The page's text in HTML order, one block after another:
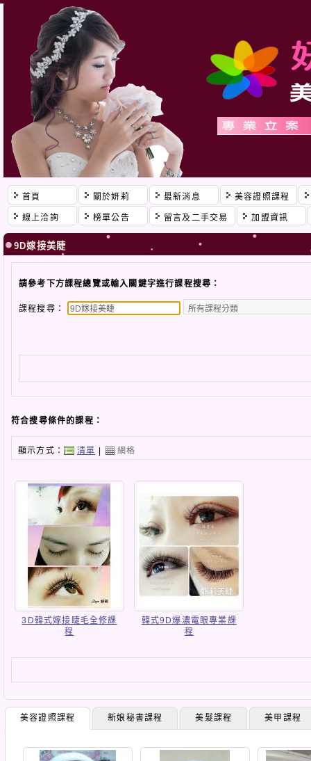
首頁 關於妍莉 最新消息 美容證照課程
線上洽詢 榜單公告 留言及二手交易 加盟資訊
9D嫁接美睫
請參考下方課程總覽或輸入關鍵字進行課程搜尋：
課程搜尋：
符合搜尋條件的課程：
顯示方式： 清單 | 網格
3D韓式嫁接睫毛全修課
程
韓式9D爆濃電眼專業課
程
美容證照課程 新娘秘書課程 美髮課程 美甲課程